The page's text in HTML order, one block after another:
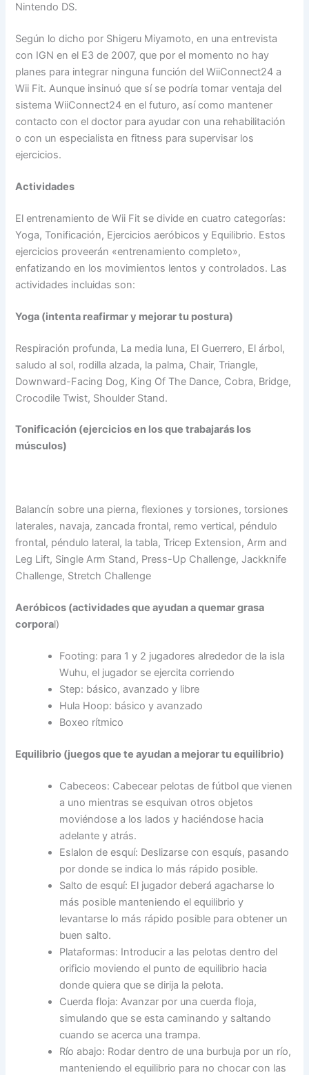
Nintendo DS.
Según lo dicho por Shigeru Miyamoto, en una entrevista
con IGN en el E3 de 2007, que por el momento no hay
planes para integrar ninguna función del WiiConnect24 a
Wii Fit. Aunque insinuó que sí se podría tomar ventaja del
sistema WiiConnect24 en el futuro, así como mantener
contacto con el doctor para ayudar con una rehabilitación
o con un especialista en fitness para supervisar los
ejercicios.
Actividades
El entrenamiento de Wii Fit se divide en cuatro categorías:
Yoga, Tonificación, Ejercicios aeróbicos y Equilibrio. Estos
ejercicios proveerán «entrenamiento completo»,
enfatizando en los movimientos lentos y controlados. Las
actividades incluidas son:
Yoga (intenta reafirmar y mejorar tu postura)
Respiración profunda, La media luna, El Guerrero, El árbol,
saludo al sol, rodilla alzada, la palma, Chair, Triangle,
Downward-Facing Dog, King Of The Dance, Cobra, Bridge,
Crocodile Twist, Shoulder Stand.
Tonificación (ejercicios en los que trabajarás los
músculos)
Balancín sobre una pierna, flexiones y torsiones, torsiones
laterales, navaja, zancada frontal, remo vertical, péndulo
frontal, péndulo lateral, la tabla, Tricep Extension, Arm and
Leg Lift, Single Arm Stand, Press-Up Challenge, Jackknife
Challenge, Stretch Challenge
Aeróbicos (actividades que ayudan a quemar grasa
corporal)
Footing: para 1 y 2 jugadores alrededor de la isla
Wuhu, el jugador se ejercita corriendo
Step: básico, avanzado y libre
Hula Hoop: básico y avanzado
Boxeo rítmico
Equilibrio (juegos que te ayudan a mejorar tu equilibrio)
Cabeceos: Cabecear pelotas de fútbol que vienen
a uno mientras se esquivan otros objetos
moviéndose a los lados y haciéndose hacia
adelante y atrás.
Eslalon de esquí: Deslizarse con esquís, pasando
por donde se indica lo más rápido posible.
Salto de esquí: El jugador deberá agacharse lo
más posible manteniendo el equilibrio y
levantarse lo más rápido posible para obtener un
buen salto.
Plataformas: Introducir a las pelotas dentro del
orificio moviendo el punto de equilibrio hacia
donde quiera que se dirija la pelota.
Cuerda floja: Avanzar por una cuerda floja,
simulando que se esta caminando y saltando
cuando se acerca una trampa.
Río abajo: Rodar dentro de una burbuja por un río,
manteniendo el equilibrio para no chocar con las